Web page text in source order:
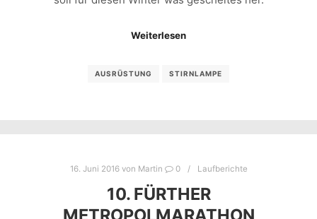
Weiterlesen
AUSRÜSTUNG STIRNLAMPE
16. Juni 2016von Martin 0 Laufberichte
10. FÜRTHER